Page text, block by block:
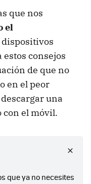
que nos
el
consejos
de que no
en el peor
una
con el móvil.
que ya no necesites